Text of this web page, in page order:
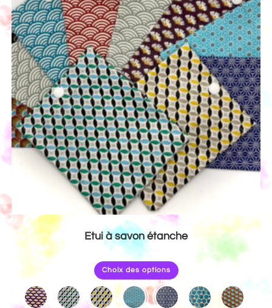
Etui à savon étanche
Choix des options